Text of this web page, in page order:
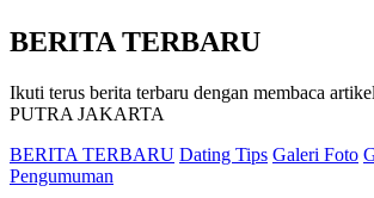
BERITA TERBARU
Ikuti terus berita terbaru dengan membaca
PUTRA JAKARTA
BERITA TERBARU Dating Tips Galeri Foto
Pengumuman